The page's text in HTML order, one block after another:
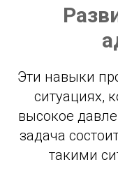
Эти навыки
ситуациях,
высокое
задача
такими